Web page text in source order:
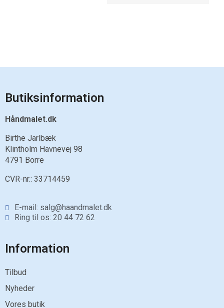
Butiksinformation
Håndmalet.dk
Birthe Jarlbæk
Klintholm Havnevej 98
4791 Borre
CVR-nr.: 33714459
E-mail: salg@haandmalet.dk
Ring til os: 20 44 72 62
Information
Tilbud
Nyheder
Vores butik